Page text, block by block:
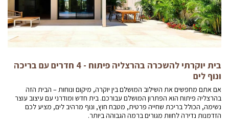
בית יוקרתי להשכרה בהרצליה פיתוח - 4 חדרים עם בריכה
ונוף לים
אם אתם מחפשים את השילוב המושלם בין יוקרה, מיקום ונוחות – הבית הזה
בהרצליה פיתוח הוא הפתרון המושלם עבורכם. בית חדש ומודרני עם עיצוב עוצר
נשימה, הכולל בריכת שחייה פרטית, מטבח חוץ, ונוף מרהיב לים, מציע לכם
הזדמנות נדירה לחוות מגורים ברמה הגבוהה ביותר.